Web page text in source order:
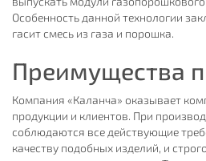
Особенность данной технологии
гасит смесь из газа и порошка.
Преимущества
Компания «Каланча» оказывает
продукции и клиентов. При
соблюдаются все действующие
качеству подобных изделий, и